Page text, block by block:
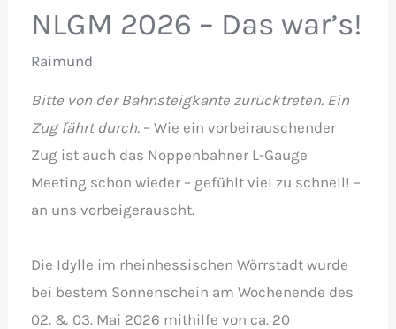
NLGM 2026 – Das war’s!
Raimund
Bitte von der Bahnsteigkante zurücktreten. Ein
Zug fährt durch.– Wie ein vorbeirauschender
Zug ist auch das Noppenbahner L-Gauge
Meeting schon wieder – gefühlt viel zu schnell! –
an uns vorbeigerauscht.
Die Idylle im rheinhessischen Wörrstadt wurde
bei bestem Sonnenschein am Wochenende des
02. & 03. Mai 2026 mithilfe von ca. 20